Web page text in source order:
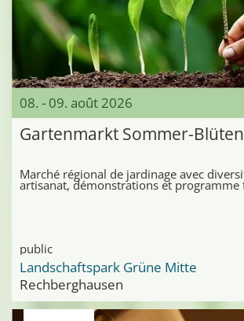
08. - 09. août 2026
Gartenmarkt Sommer-
Marché régional de jardinage avec
artisanat, démonstrations et programme
public
Landschaftspark Grüne Mitte
Rechberghausen